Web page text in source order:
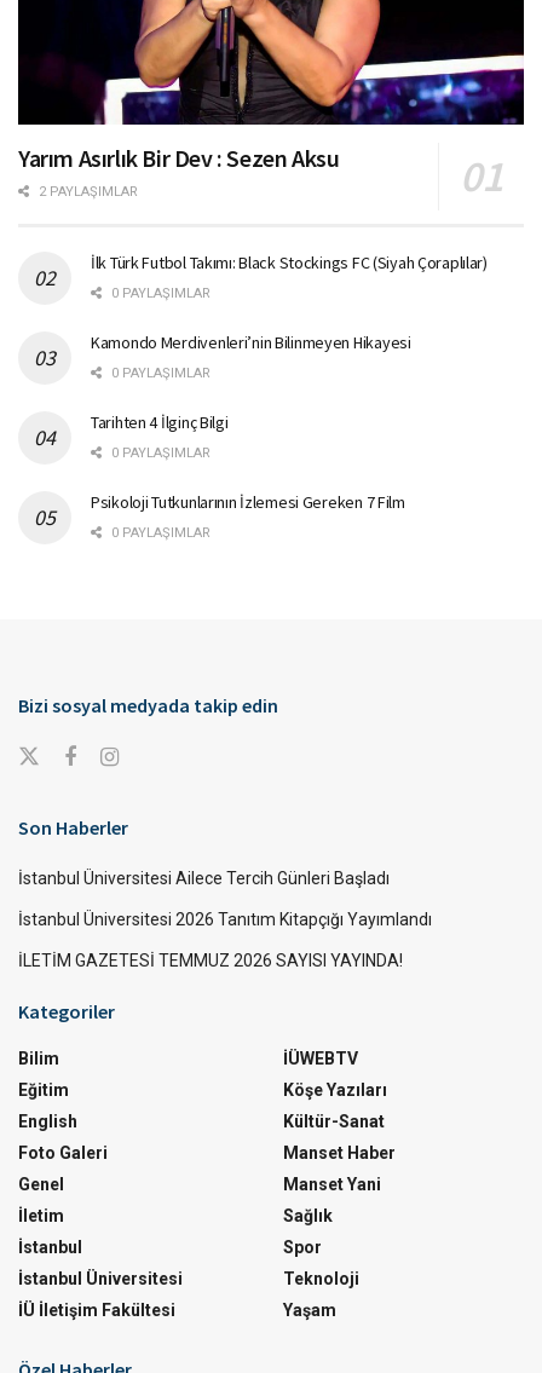
Yarım Asırlık Bir Dev : Sezen Aksu
2 PAYLAŞIMLAR
İlk Türk Futbol Takımı: Black Stockings FC (Siyah Çoraplılar)
0 PAYLAŞIMLAR
Kamondo Merdivenleri’nin Bilinmeyen Hikayesi
0 PAYLAŞIMLAR
Tarihten 4 İlginç Bilgi
0 PAYLAŞIMLAR
Psikoloji Tutkunlarının İzlemesi Gereken 7 Film
0 PAYLAŞIMLAR
Bizi sosyal medyada takip edin
Son Haberler
İstanbul Üniversitesi Ailece Tercih Günleri Başladı
İstanbul Üniversitesi 2026 Tanıtım Kitapçığı Yayımlandı
İLETİM GAZETESİ TEMMUZ 2026 SAYISI YAYINDA!
Kategoriler
Bilim
Eğitim
English
Foto Galeri
Genel
İletim
İstanbul
İstanbul Üniversitesi
İÜ İletişim Fakültesi
İÜWEBTV
Köşe Yazıları
Kültür-Sanat
Manset Haber
Manset Yani
Sağlık
Spor
Teknoloji
Yaşam